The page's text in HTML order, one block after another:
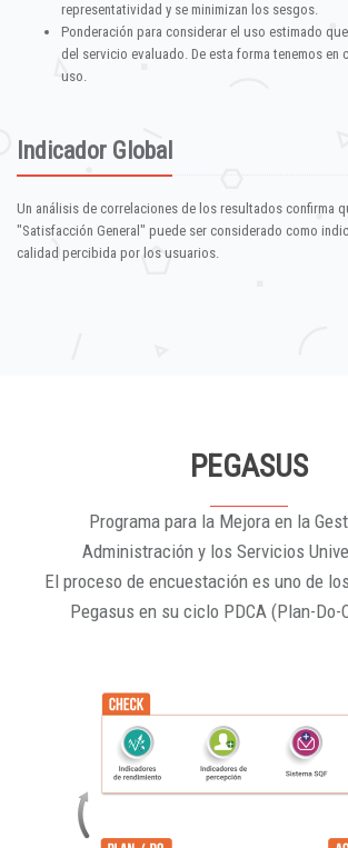
representatividad y se minimizan los sesgos.
Ponderación para considerar el uso estimado
del servicio evaluado. De esta forma tenemos en
uso.
Indicador Global
Un análisis de correlaciones de los resultados confirma
"Satisfacción General" puede ser considerado como
calidad percibida por los usuarios.
PEGASUS
Programa para la Mejora en la
Administración y los Servicios
El proceso de encuestación es uno de
Pegasus en su ciclo PDCA (Plan-Do-